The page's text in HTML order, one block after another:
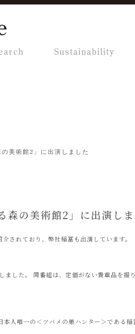
Sustainability
美術館2」に出演しました
森の美術館2」に出演し
されており、弊社稲冨も出演しています。
ました。 同番組は、定価がない貴重品を掘
人唯一の＜ツバメの巣ハンター＞である稲